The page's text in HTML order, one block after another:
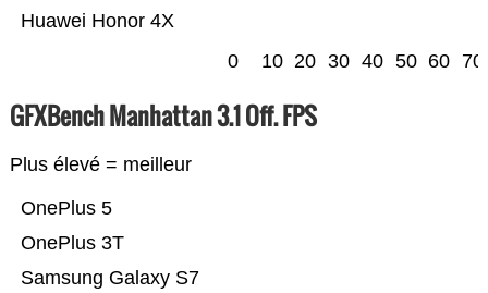
Huawei Honor 4X
0 10 20 30 40 50 60 70
GFXBench Manhattan 3.1 Off. FPS
Plus élevé = meilleur
Samsung Galaxy S7
OnePlus 3T
OnePlus 5